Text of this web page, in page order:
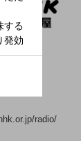
CBCラジオ ＃プ
ラス！
:
radio/